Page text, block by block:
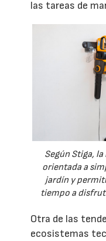
las tareas de
Según Stiga,
orientada a
jardín y
tiempo a
Otra de las
ecosistemas